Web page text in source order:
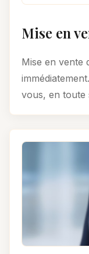
Mise en
Mise en vente
vous, en toute